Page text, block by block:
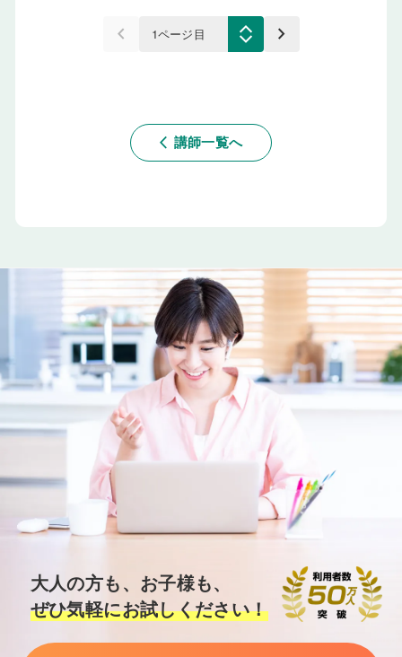
keyboard_arrow_left keyboard_arrow_right
arrow_back_ios 講師一覧へ
大人の方も、お子様も、
ぜひ気軽にお試しください！